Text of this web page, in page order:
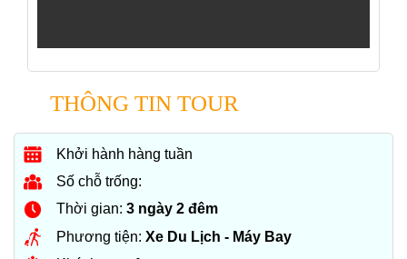
THÔNG TIN TOUR
Khởi hành hàng tuần
Số chỗ trống:
Thời gian: 3 ngày 2 đêm
Phương tiện: Xe Du Lịch - Máy Bay